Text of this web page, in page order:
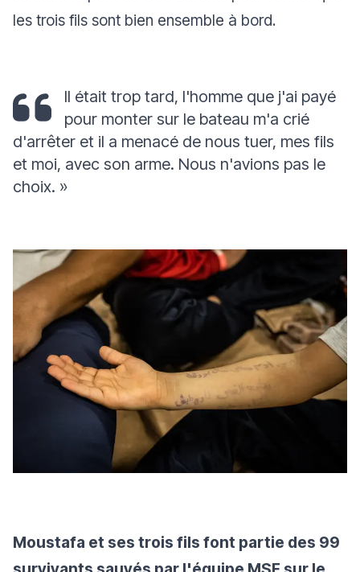
les trois fils sont bien ensemble à bord.
Il était trop tard, l'homme que j'ai payé
pour monter sur le bateau m'a crié
d'arrêter et il a menacé de nous tuer, mes fils
et moi, avec son arme. Nous n'avions pas le
choix. »
Moustafa et ses trois fils font partie des 99